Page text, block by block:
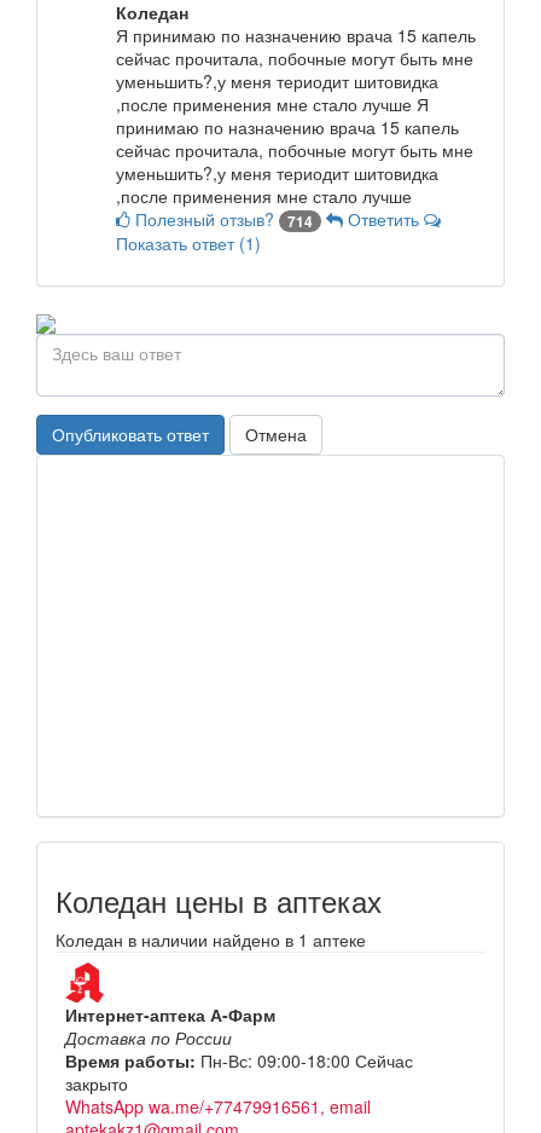
Коледан
Я принимаю по назначению врача 15 капель
сейчас прочитала, побочные могут быть мне
уменьшить?,у меня териодит шитовидка
,после применения мне стало лучше Я
принимаю по назначению врача 15 капель
сейчас прочитала, побочные могут быть мне
уменьшить?,у меня териодит шитовидка
,после применения мне стало лучше
Полезный отзыв?
714
Ответить
Показать ответ (1)
Опубликовать ответ Отмена
Коледан цены в аптеках
Коледан в наличии найдено в 1 аптеке
Интернет-аптека А-Фарм
Доставка по России
Время работы: Пн-Вс: 09:00-18:00 Сейчас
закрыто
WhatsApp wa.me/+77479916561, email